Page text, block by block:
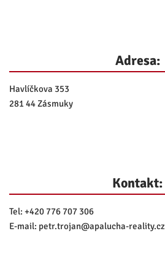
Adresa:
Havlíčkova 353
281 44 Zásmuky
Kontakt:
Tel: +420 776 707 306
E-mail: petr.trojan@apalucha-reality.cz